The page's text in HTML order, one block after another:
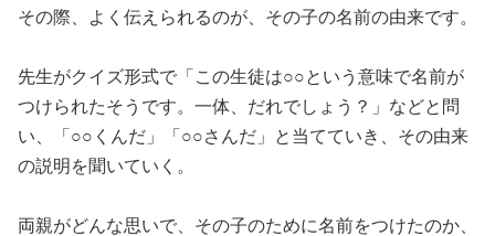
その際、よく伝えられるのが、その子の名前の由来です。
先生がクイズ形式で「この生徒は○○という意味で名前が
つけられたそうです。一体、だれでしょう？」などと問
い、「○○くんだ」「○○さんだ」と当てていき、その由来
の説明を聞いていく。
両親がどんな思いで、その子のために名前をつけたのか、